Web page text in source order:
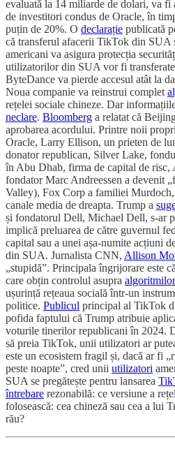
evaluată la 14 miliarde de dolari, va fi
de investitori condus de Oracle, în
puțin de 20%. O declarație publicată
că transferul afacerii TikTok din
americani va asigura protecția
utilizatorilor din SUA vor fi
ByteDance va pierde accesul atât la
Noua companie va reinstrui complet
rețelei sociale chineze. Dar
neclare. Bloomberg a relatat că
aprobarea acordului. Printre noii
Oracle, Larry Ellison, un prieten de
donator republican, Silver Lake,
în Abu Dhab, firma de capital de risc,
fondator Marc Andreessen a devenit
Valley), Fox Corp a familiei
canale media de dreapta. Trump a
și fondatorul Dell, Michael Dell, s-ar
implică preluarea de către guvernul
capital sau a unei așa-numite acțiuni
din SUA. Jurnalista CNN, Allison
„stupidă”. Principala îngrijorare este
care obțin controlul asupra algoritmilor
ușurință rețeaua socială într-un
politice. Publicul principal al TikTok
pofida faptului că Trump atribuie
voturile tinerilor republicani în 2024.
să preia TikTok, unii utilizatori ar
este un ecosistem fragil și, dacă ar fi
peste noapte”, cred unii utilizatori
SUA se pregătește pentru lansarea
întrebare rezonabilă: ce versiune a
folosească: cea chineză sau cea a lui
rău?